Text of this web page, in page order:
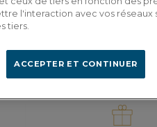
Entrega a medida
Calcular mis gastos
l'interaction avec vos réseaux
tiers.
ACCEPTER ET CONTINUER